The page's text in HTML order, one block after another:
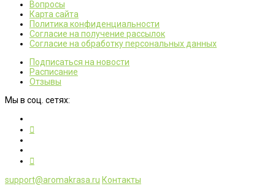
Вопросы
Карта сайта
Политика конфиденциальности
Согласие на получение рассылок
Согласие на обработку персональных данных
Подписаться на новости
Расписание
Отзывы
Мы в соц. сетях:
support@aromakrasa.ru Контакты